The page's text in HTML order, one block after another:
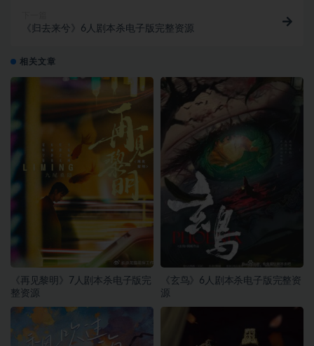
《归去来兮》6人剧本杀电子版完整资源
相关文章
《再见黎明》7人剧本杀电子版完
整资源
《玄鸟》6人剧本杀电子版完整资
源